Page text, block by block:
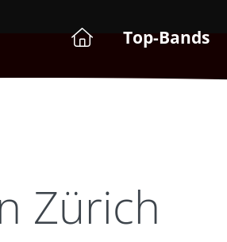
Top-Bands
Zürich